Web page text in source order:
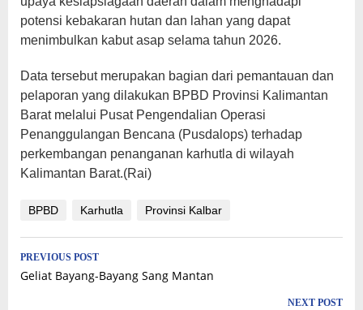
potensi kebakaran hutan dan lahan yang dapat
menimbulkan kabut asap selama tahun 2026.
Data tersebut merupakan bagian dari pemantauan dan
pelaporan yang dilakukan BPBD Provinsi Kalimantan
Barat melalui Pusat Pengendalian Operasi
Penanggulangan Bencana (Pusdalops) terhadap
perkembangan penanganan karhutla di wilayah
Kalimantan Barat.(Rai)
BPBD Karhutla Provinsi Kalbar
Post
navigation
PREVIOUS POST
Geliat Bayang-Bayang Sang Mantan
NEXT POST